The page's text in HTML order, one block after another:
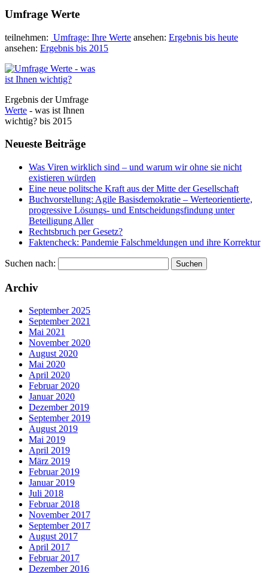
Umfrage Werte
teilnehmen: Umfrage: Ihre Werte ansehen: Ergebnis bis heute
ansehen: Ergebnis bis 2015
Ergebnis der Umfrage
Werte - was ist Ihnen
wichtig? bis 2015
Neueste Beiträge
Was Viren wirklich sind – und warum wir ohne sie nicht
existieren würden
Eine neue politsche Kraft aus der Mitte der Gesellschaft
Buchvorstellung: Agile Basisdemokratie – Werteorientierte,
progressive Lösungs- und Entscheidungsfindung unter
Beteiligung Aller
Rechtsbruch per Gesetz?
Faktencheck: Pandemie Falschmeldungen und ihre Korrektur
Suchen nach:
Archiv
September 2025
September 2021
Mai 2021
November 2020
August 2020
Mai 2020
April 2020
Februar 2020
Januar 2020
Dezember 2019
September 2019
August 2019
Mai 2019
April 2019
März 2019
Februar 2019
Januar 2019
Juli 2018
Februar 2018
November 2017
September 2017
August 2017
April 2017
Februar 2017
Dezember 2016